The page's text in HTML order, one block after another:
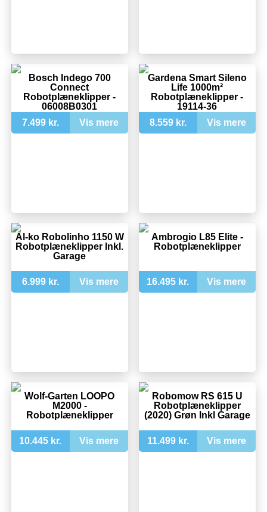
Bosch Indego 700
Connect
Robotplæneklipper -
06008B0301
7.499 kr.
Vis mere
Gardena Smart Sileno
Life 1000m²
Robotplæneklipper -
19114-36
8.559 kr.
Vis mere
Al-ko Robolinho 1150 W
Robotplæneklipper Inkl.
Garage
6.999 kr. Vis mere
Ambrogio L85 Elite -
Robotplæneklipper
16.495 kr. Vis mere
Wolf-Garten LOOPO
M2000 -
Robotplæneklipper
10.445 kr. Vis mere
Robomow RS 615 U
Robotplæneklipper
(2020) Grøn Inkl Garage
11.499 kr. Vis mere